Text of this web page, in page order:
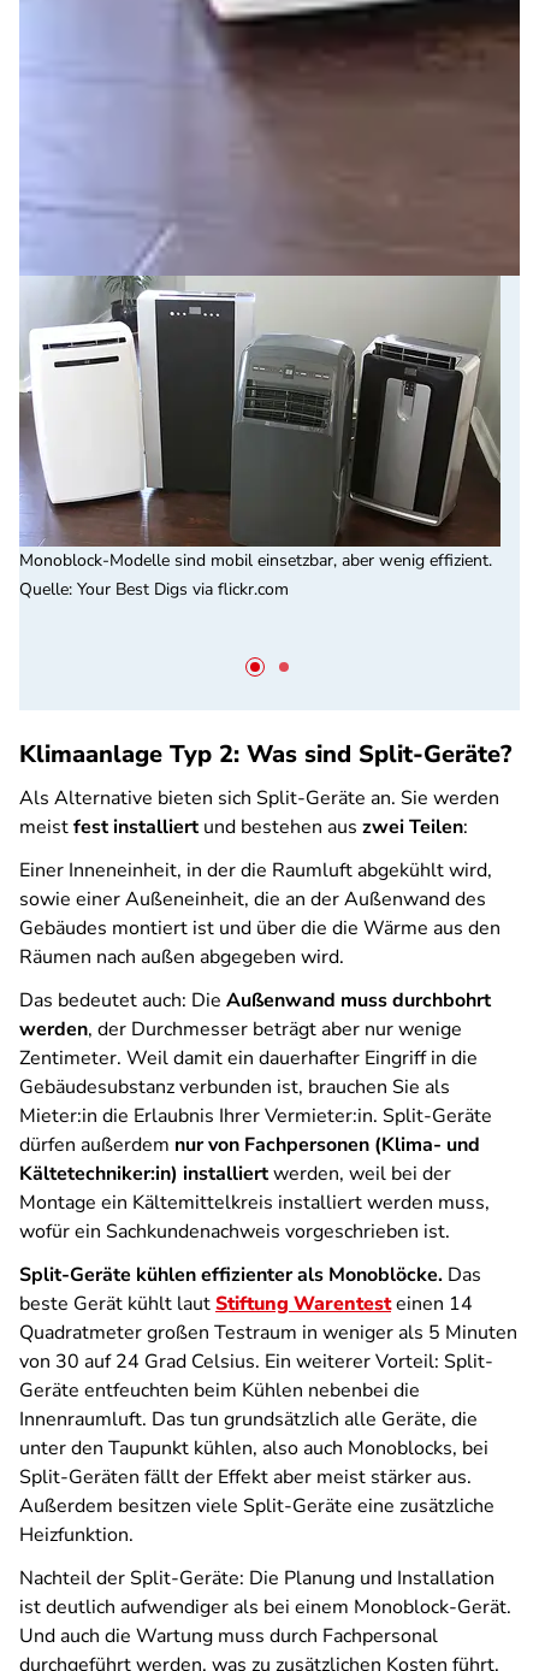
Monoblock-Modelle sind mobil einsetzbar, aber wenig effizient.
Quelle: Your Best Digs via flickr.com
Klimaanlage Typ 2: Was sind Split-Geräte?
Als Alternative bieten sich Split-Geräte an. Sie werden
meistfest installiertund bestehen aus zwei Teilen:
Einer Inneneinheit, in der die Raumluft abgekühlt wird,
sowie einer Außeneinheit, die an der Außenwand des
Gebäudes montiert ist und über die die Wärme aus den
Räumen nach außen abgegeben wird.
Das bedeutet auch: Die Außenwand muss durchbohrt
werden, der Durchmesser beträgt aber nur wenige
Zentimeter. Weil damit ein dauerhafter Eingriff in die
Gebäudesubstanz verbunden ist, brauchen Sie als
Mieter:in die Erlaubnis Ihrer Vermieter:in. Split-Geräte
dürfen außerdem nur von Fachpersonen (Klima- und
Kältetechniker:in) installiertwerden, weil bei der
Montage ein Kältemittelkreis installiert werden muss,
wofür ein Sachkundenachweis vorgeschrieben ist.
Split-Geräte kühlen effizienter als Monoblöcke. Das
beste Gerät kühlt lautStiftung Warentesteinen 14
Quadratmeter großen Testraum in weniger als 5 Minuten
von 30 auf 24 Grad Celsius. Ein weiterer Vorteil: Split-
Geräte entfeuchten beim Kühlen nebenbei die
Innenraumluft. Das tun grundsätzlich alle Geräte, die
unter den Taupunkt kühlen, also auch Monoblocks, bei
Split-Geräten fällt der Effekt aber meist stärker aus.
Außerdem besitzen viele Split-Geräte eine zusätzliche
Heizfunktion.
Nachteil der Split-Geräte: Die Planung und Installation
ist deutlich aufwendiger als bei einem Monoblock-Gerät.
Und auch die Wartung muss durch Fachpersonal
durchgeführt werden, was zu zusätzlichen Kosten führt.